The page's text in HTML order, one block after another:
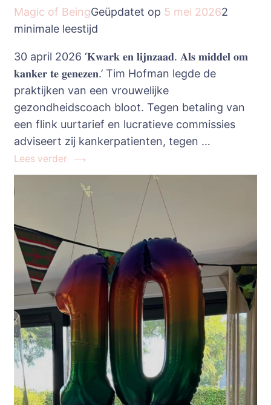
Magic of BeingGeüpdatet op 5 mei 20262
minimale leestijd
30 april 2026 ‘𝐊𝐰𝐚𝐫𝐤 𝐞𝐧 𝐥𝐢𝐣𝐧𝐳𝐚𝐚𝐝. 𝐀𝐥𝐬 𝐦𝐢𝐝𝐝𝐞𝐥 𝐨𝐦
𝐤𝐚𝐧𝐤𝐞𝐫 𝐭𝐞 𝐠𝐞𝐧𝐞𝐳𝐞𝐧.’ Tim Hofman legde de
praktijken van een vrouwelijke
gezondheidscoach bloot. Tegen betaling van
een flink uurtarief en lucratieve commissies
adviseert zij kankerpatienten, tegen …
Lees verder